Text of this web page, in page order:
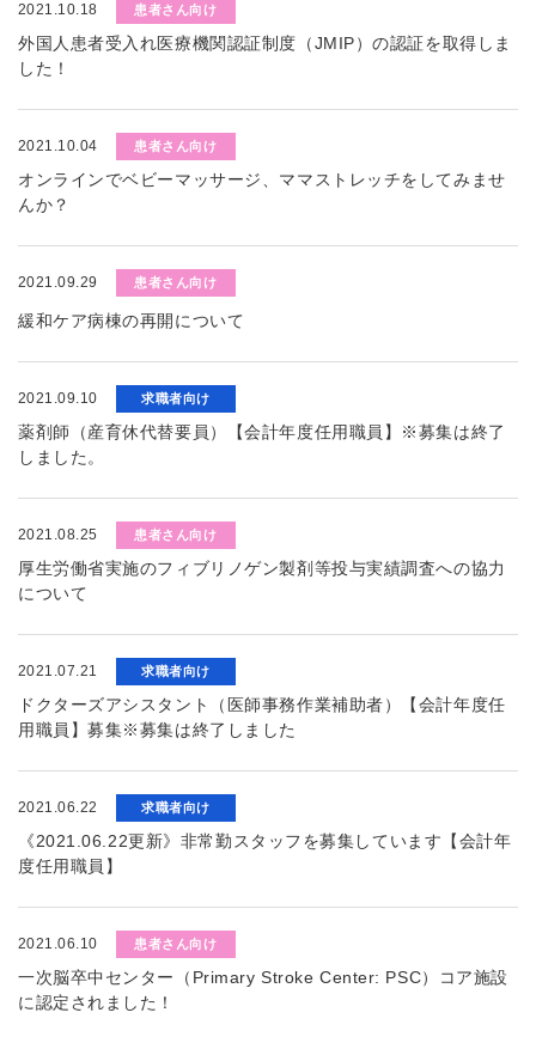
2021.10.18 患者さん向け
外国人患者受入れ医療機関認証制度（JMIP）の認証を取得しま
した！
2021.10.04 患者さん向け
オンラインでベビーマッサージ、ママストレッチをしてみませ
んか？
2021.09.29 患者さん向け
緩和ケア病棟の再開について
2021.09.10 求職者向け
薬剤師（産育休代替要員）【会計年度任用職員】※募集は終了
しました。
2021.08.25 患者さん向け
厚生労働省実施のフィブリノゲン製剤等投与実績調査への協力
について
2021.07.21 求職者向け
ドクターズアシスタント（医師事務作業補助者）【会計年度任
用職員】募集※募集は終了しました
2021.06.22 求職者向け
《2021.06.22更新》非常勤スタッフを募集しています【会計年
度任用職員】
2021.06.10 患者さん向け
一次脳卒中センター（Primary Stroke Center: PSC）コア施設
に認定されました！